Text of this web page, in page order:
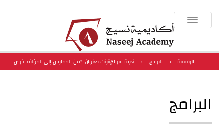
Toggle
navigation
الرئيسية › البرامج ›
ندوة عبر الإنترنت بعنوان: "من الممارس إلى المؤلف: فرص
البرامج